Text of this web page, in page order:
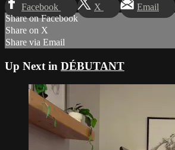
Facebook X
Email
Share on Facebook
Share on X
Share via Email
Up Next in DÉBUTANT